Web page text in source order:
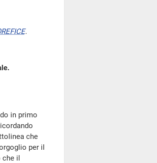
.
in primo
che
per il
che il